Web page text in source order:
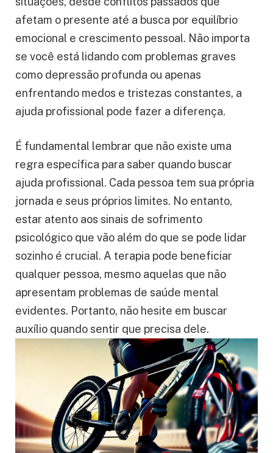
afetam o presente até a busca por equilíbrio
emocional e crescimento pessoal. Não importa
se você está lidando com problemas graves
como depressão profunda ou apenas
enfrentando medos e tristezas constantes, a
ajuda profissional pode fazer a diferença.
É fundamental lembrar que não existe uma
regra específica para saber quando buscar
ajuda profissional. Cada pessoa tem sua própria
jornada e seus próprios limites. No entanto,
estar atento aos sinais de sofrimento
psicológico que vão além do que se pode lidar
sozinho é crucial. A terapia pode beneficiar
qualquer pessoa, mesmo aquelas que não
apresentam problemas de saúde mental
evidentes. Portanto, não hesite em buscar
auxílio quando sentir que precisa dele.